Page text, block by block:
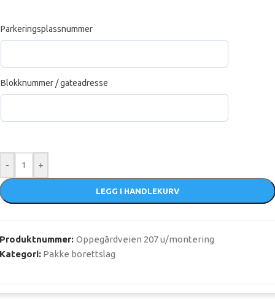
Parkeringsplassnummer
Blokknummer / gateadresse
- +
LEGG I HANDLEKURV
Produktnummer:Oppegårdveien 207 u/montering
Kategori: Pakke borettslag